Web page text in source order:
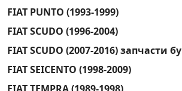
FIAT PUNTO (1993-1999)
FIAT SCUDO (1996-2004)
FIAT SCUDO (2007-2016) запчасти бу
FIAT SEICENTO (1998-2009)
FIAT TEMPRA (1989-1998)